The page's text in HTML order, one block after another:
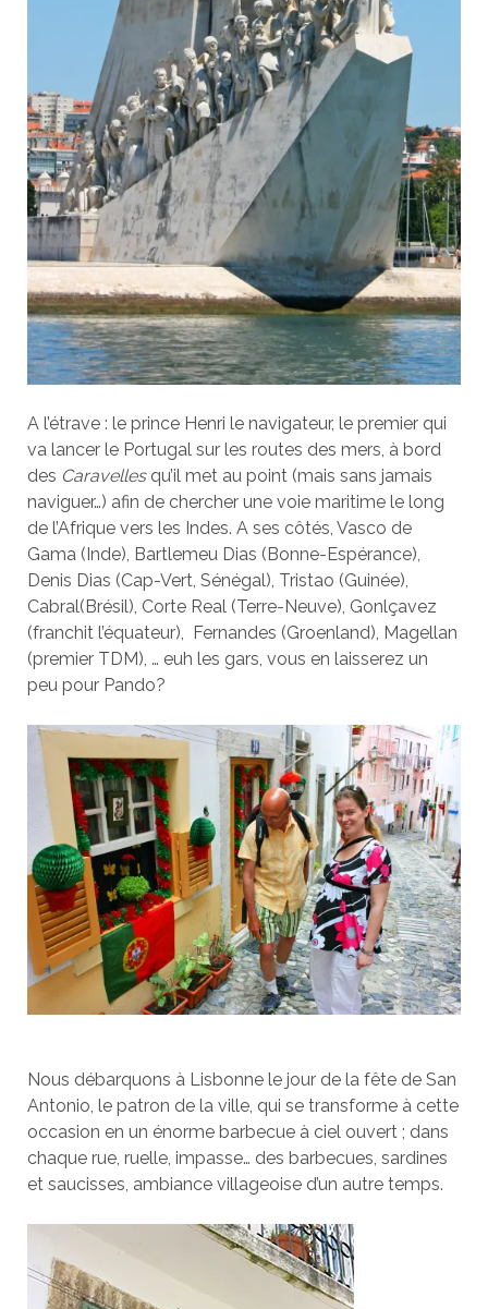
A l’étrave : le prince Henri le navigateur, le premier qui
va lancer le Portugal sur les routes des mers, à bord
des Caravellesqu’il met au point (mais sans jamais
naviguer…) afin de chercher une voie maritime le long
de l’Afrique vers les Indes. A ses côtés, Vasco de
Gama (Inde), Bartlemeu Dias (Bonne-Espérance),
Denis Dias (Cap-Vert, Sénégal), Tristao (Guinée),
Cabral(Brésil), Corte Real (Terre-Neuve), Gonlçavez
(franchit l’équateur), Fernandes (Groenland), Magellan
(premier TDM), … euh les gars, vous en laisserez un
peu pour Pando?
Nous débarquons à Lisbonne le jour de la fête de San
Antonio, le patron de la ville, qui se transforme à cette
occasion en un énorme barbecue à ciel ouvert ; dans
chaque rue, ruelle, impasse… des barbecues, sardines
et saucisses, ambiance villageoise d’un autre temps.